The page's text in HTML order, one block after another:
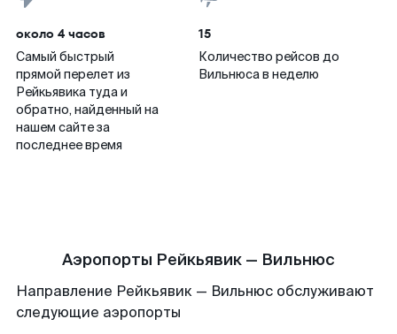
около 4 часов
Самый быстрый
прямой перелет из
Рейкьявика туда и
обратно, найденный на
нашем сайте за
последнее время
15
Количество рейсов до
Вильнюса в неделю
Аэропорты Рейкьявик — Вильнюс
Направление Рейкьявик — Вильнюс обслуживают
следующие аэропорты